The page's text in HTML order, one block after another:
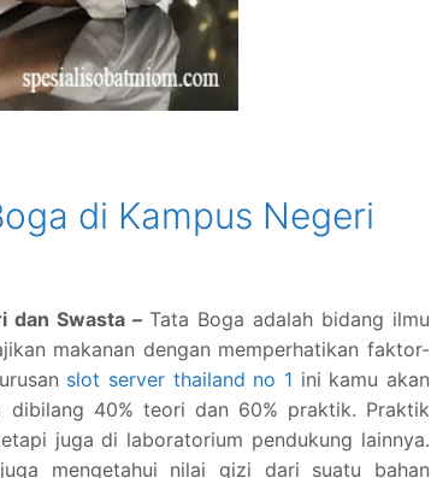
di Kampus Negeri
dan Swasta – Tata Boga adalah bidang ilmu
makanan dengan memperhatikan faktor-
slot server thailand no 1 ini kamu akan
40% teori dan 60% praktik. Praktik
juga di laboratorium pendukung lainnya.
mengetahui nilai gizi dari suatu bahan